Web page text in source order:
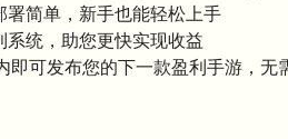
简单，新手也能轻松上手
统，助您更快实现收益
即可发布您的下一款盈利手游，无